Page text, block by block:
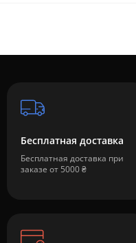
Бесплатная доставка
Бесплатная доставка при
заказе от 5000 ₴